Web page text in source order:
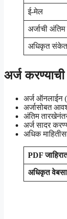
ई-मेल
अर्जाची अंतिम
अधिकृत
अर्ज करण्याची
अर्ज ऑनलाईन
अर्जासोबत
अंतिम तारखेनंतर
अर्ज सादर
अधिक
PDF
अधिकृत